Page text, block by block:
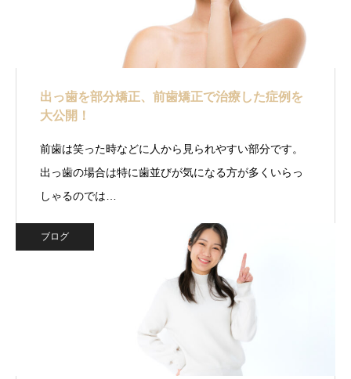
出っ歯を部分矯正、前歯矯正で治療した症例を
大公開！
前歯は笑った時などに人から見られやすい部分です。
出っ歯の場合は特に歯並びが気になる方が多くいらっ
しゃるのでは…
ブログ